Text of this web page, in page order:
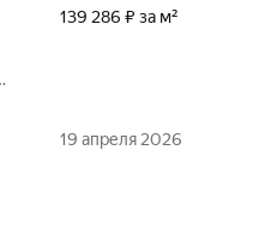
139 286 ₽ за м²
19 апреля 2026